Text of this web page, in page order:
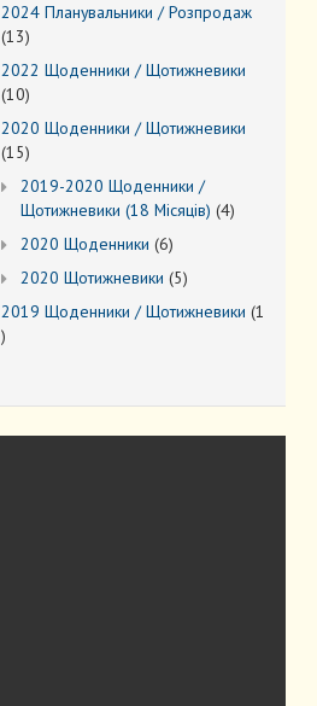
2024 Планувальники / Розпродаж
1313
товарів
2022 Щоденники / Щотижневики
1010
товарів
2020 Щоденники / Щотижневики
1515
товарів
2019-2020 Щоденники /
Щотижневики (18 Місяців) 44
2020 Щоденники 66
товарів
2020 Щотижневики 55
2019 Щоденники / Щотижневики 1
1